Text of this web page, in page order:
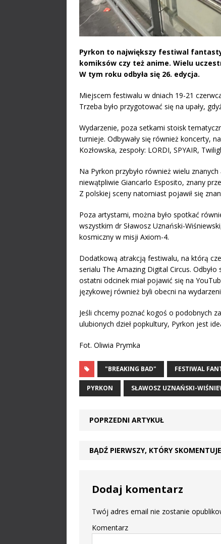
Pyrkon to największy festiwal
komiksów czy też anime. Wielu
W tym roku odbyła się 26. edycja.
Miejscem festiwalu w dniach 19-21
Trzeba było przygotować się na upały,
Wydarzenie, poza setkami stoisk
turnieje. Odbywały się również koncerty,
Kozłowska, zespoły: LORDI, SPYAIR,
Na Pyrkon przybyło również wielu
niewątpliwie Giancarlo Esposito, znany
Z polskiej sceny natomiast pojawił się
Poza artystami, można było spotkać
wszystkim dr Sławosz Uznański-
kosmiczny w misji Axiom-4.
Dodatkową atrakcją festiwalu, na którą
serialu The Amazing Digital Circus.
ostatni odcinek miał pojawić się na
językowej również byli obecni na
Jeśli chcemy poznać kogoś o podobnych
ulubionych dzieł popkultury, Pyrkon jest
Fot. Oliwia Prymka
"BREAKING BAD" FESTIWAL
PYRKON SŁAWOSZ UZNAŃSKI-
POPRZEDNI ARTYKUŁ
BĄDŹ PIERWSZY, KTÓRY
Dodaj komentarz
Twój adres email nie zostanie
Komentarz